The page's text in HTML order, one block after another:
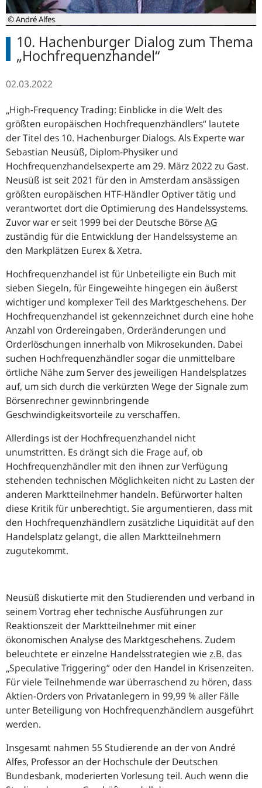
© André Alfes
10. Hachenburger Dialog zum Thema
„Hochfrequenzhandel“
02.03.2022
„High-Frequency Trading: Einblicke in die Welt des
größten europäischen Hochfrequenzhändlers“ lautete
der Titel des 10. Hachenburger Dialogs. Als Experte war
Sebastian Neusüß, Diplom-Physiker und
Hochfrequenzhandelsexperte am 29. März 2022 zu Gast.
Neusüß ist seit 2021 für den in Amsterdam ansässigen
größten europäischen HTF-Händler Optiver tätig und
verantwortet dort die Optimierung des Handelssystems.
Zuvor war er seit 1999 bei der Deutsche Börse AG
zuständig für die Entwicklung der Handelssysteme an
den Markplätzen Eurex & Xetra.
Hochfrequenzhandel ist für Unbeteiligte ein Buch mit
sieben Siegeln, für Eingeweihte hingegen ein äußerst
wichtiger und komplexer Teil des Marktgeschehens. Der
Hochfrequenzhandel ist gekennzeichnet durch eine hohe
Anzahl von Ordereingaben, Orderänderungen und
Orderlöschungen innerhalb von Mikrosekunden. Dabei
suchen Hochfrequenzhändler sogar die unmittelbare
örtliche Nähe zum Server des jeweiligen Handelsplatzes
auf, um sich durch die verkürzten Wege der Signale zum
Börsenrechner gewinnbringende
Geschwindigkeitsvorteile zu verschaffen.
Allerdings ist der Hochfrequenzhandel nicht
unumstritten. Es drängt sich die Frage auf, ob
Hochfrequenzhändler mit den ihnen zur Verfügung
stehenden technischen Möglichkeiten nicht zu Lasten der
anderen Marktteilnehmer handeln. Befürworter halten
diese Kritik für unberechtigt. Sie argumentieren, dass mit
den Hochfrequenzhändlern zusätzliche Liquidität auf den
Handelsplatz gelangt, die allen Marktteilnehmern
zugutekommt.
Neusüß diskutierte mit den Studierenden und verband in
seinem Vortrag eher technische Ausführungen zur
Reaktionszeit der Marktteilnehmer mit einer
ökonomischen Analyse des Marktgeschehens. Zudem
beleuchtete er einzelne Handelsstrategien wie z.B. das
„Speculative Triggering“ oder den Handel in Krisenzeiten.
Für viele Teilnehmende war überraschend zu hören, dass
Aktien-Orders von Privatanlegern in 99,99 % aller Fälle
unter Beteiligung von Hochfrequenzhändlern ausgeführt
werden.
Insgesamt nahmen 55 Studierende an der von André
Alfes, Professor an der Hochschule der Deutschen
Bundesbank, moderierten Vorlesung teil. Auch wenn die